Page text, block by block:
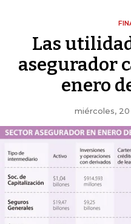
Las
asegurador
enero
miércoles,